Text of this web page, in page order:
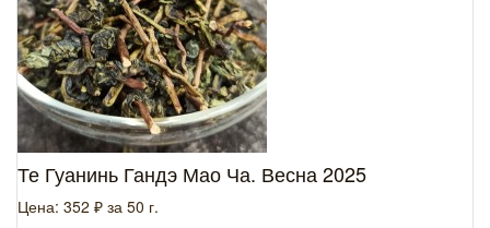
Те Гуанинь Гандэ Мао Ча. Весна 2025
Цена: 352 ₽ за 50 г.